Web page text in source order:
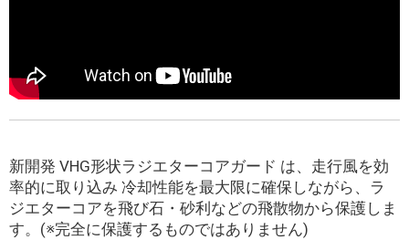
新開発 VHG形状ラジエターコアガード は、走行風を効
率的に取り込み 冷却性能を最大限に確保しながら、ラ
ジエターコアを飛び石・砂利などの飛散物から保護しま
す。(※完全に保護するものではありません)